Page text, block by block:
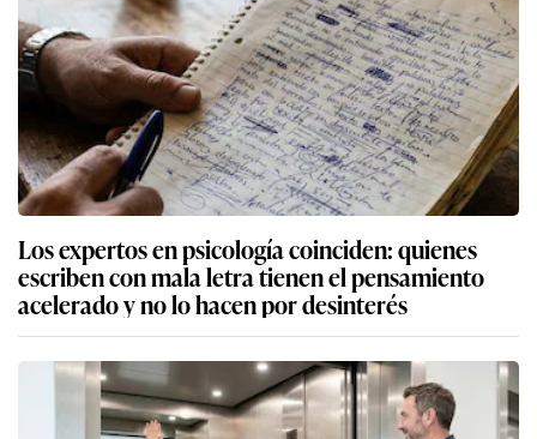
Los expertos en psicología coinciden: quienes
escriben con mala letra tienen el pensamiento
acelerado y no lo hacen por desinterés